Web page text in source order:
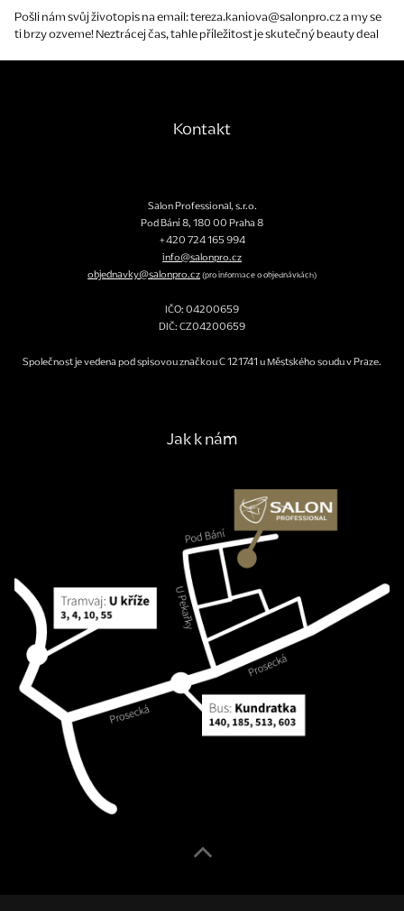
Pošli nám svůj životopis na email: tereza.kaniova@salonpro.cz a my se
ti brzy ozveme! Neztrácej čas, tahle příležitost je skutečný beauty deal
Kontakt
Salon Professional, s.r.o.
Pod Bání 8,180 00Praha 8
+420 724 165 994
info@salonpro.cz
objednavky@salonpro.cz(pro informace o objednávkách)
IČO: 04200659
DIČ: CZ04200659
Společnost je vedena pod spisovou značkou C 121741 u Městského soudu v Praze.
Jak k nám